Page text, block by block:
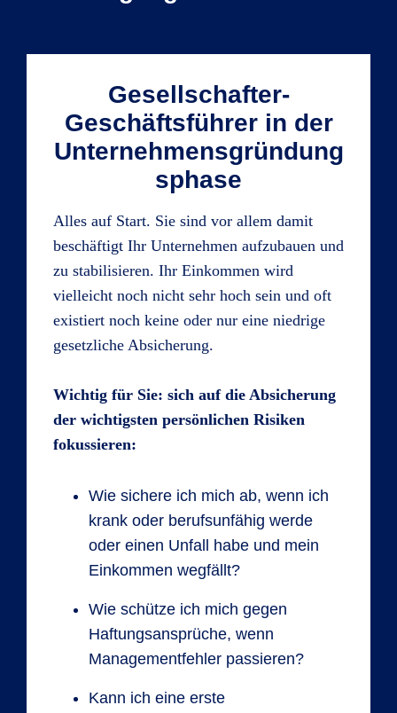
Gesellschafter-
Geschäftsführer in der
Unternehmensgründung
sphase
Alles auf Start. Sie sind vor allem damit
beschäftigt Ihr Unternehmen aufzubauen und
zu stabilisieren. Ihr Einkommen wird
vielleicht noch nicht sehr hoch sein und oft
existiert noch keine oder nur eine niedrige
gesetzliche Absicherung.
Wichtig für Sie: sich auf die Absicherung
der wichtigsten persönlichen Risiken
fokussieren:
Wie sichere ich mich ab, wenn ich
krank oder berufsunfähig werde
oder einen Unfall habe und mein
Einkommen wegfällt?
Wie schütze ich mich gegen
Haftungsansprüche, wenn
Managementfehler passieren?
Kann ich eine erste